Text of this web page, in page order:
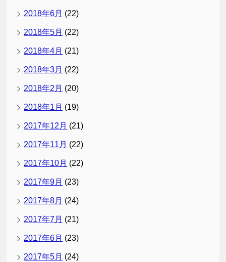
2018年6月 (22)
2018年5月 (22)
2018年4月 (21)
2018年3月 (22)
2018年2月 (20)
2018年1月 (19)
2017年12月 (21)
2017年11月 (22)
2017年10月 (22)
2017年9月 (23)
2017年8月 (24)
2017年7月 (21)
2017年6月 (23)
2017年5月 (24)